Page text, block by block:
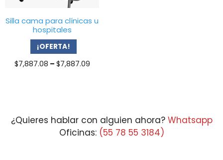
Silla cama para clínicas u
hospitales
¡OFERTA!
$7,887.08 – $7,887.09Price
¿Quieres hablar con alguien ahora? Whatsapp
Oficinas: (55 78 55 3184)